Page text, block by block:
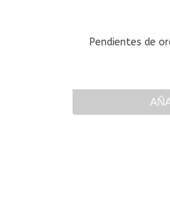
Pendientes de